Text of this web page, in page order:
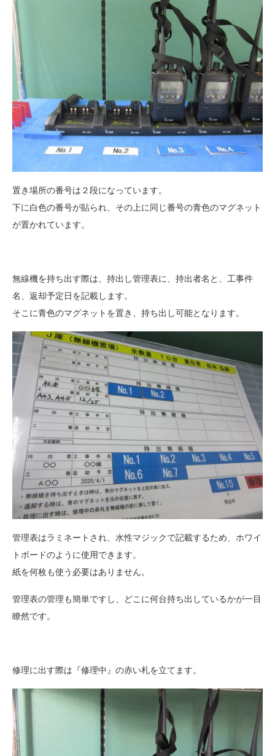
置き場所の番号は２段になっています。
下に白色の番号が貼られ、その上に同じ番号の青色のマグネット
が置かれています。
無線機を持ち出す際は、持出し管理表に、持出者名と、工事件
名、返却予定日を記載します。
そこに青色のマグネットを置き、持ち出し可能となります。
管理表はラミネートされ、水性マジックで記載するため、ホワイ
トボードのように使用できます。
紙を何枚も使う必要はありません。
管理表の管理も簡単ですし、どこに何台持ち出しているかが一目
瞭然です。
修理に出す際は『修理中』の赤い札を立てます。